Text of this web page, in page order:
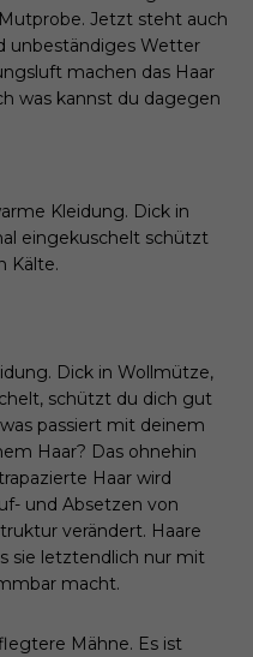
Jetzt steht auch
unbeständiges Wetter
machen das Haar
was kannst du dagegen
Kleidung. Dick in
eingekuschelt schützt
Kälte.
Dick in Wollmütze,
schützt du dich gut
passiert mit deinem
Haar? Das ohnehin
Haar wird
und Absetzen von
verändert. Haare
sie letztendlich nur mit
macht.
Mähne. Es ist